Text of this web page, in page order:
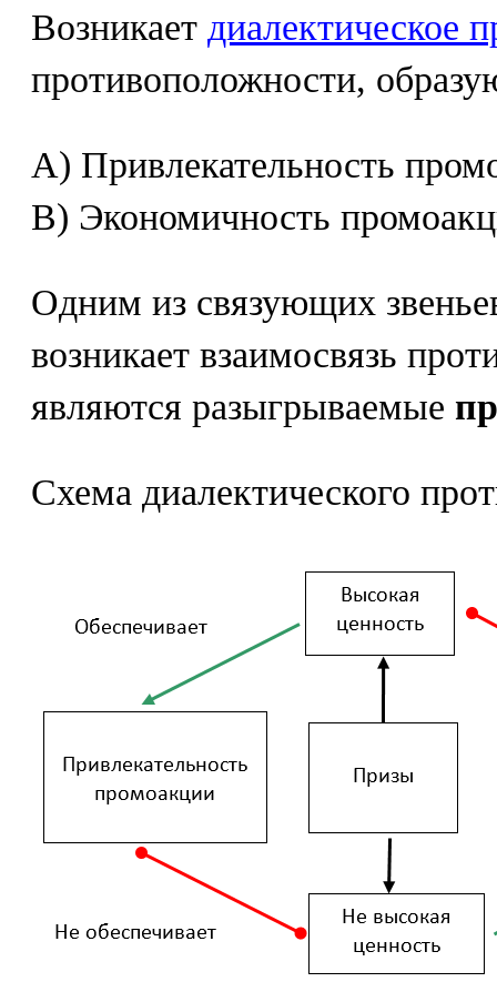
Возникает диалектическое
противоположности,
A) Привлекательность
B) Экономичность
Одним из связующих
возникает взаимосвязь
являются разыгрываемые
Схема диалектического